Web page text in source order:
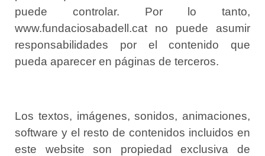
puede controlar. Por lo tanto,
www.fundaciosabadell.cat no puede asumir
responsabilidades por el contenido que
pueda aparecer en páginas de terceros.
Los textos, imágenes, sonidos, animaciones,
software y el resto de contenidos incluidos en
este website son propiedad exclusiva de